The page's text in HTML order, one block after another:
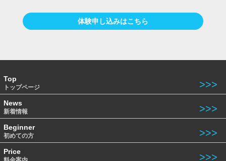
体験申し込みはこちら
Top
トップページ
News
新着情報
Beginner
初めての方
Price